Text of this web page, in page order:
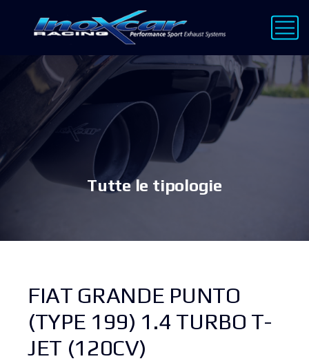
Tutte le tipologie
FIAT GRANDE PUNTO
(TYPE 199) 1.4 TURBO T-
JET (120CV)